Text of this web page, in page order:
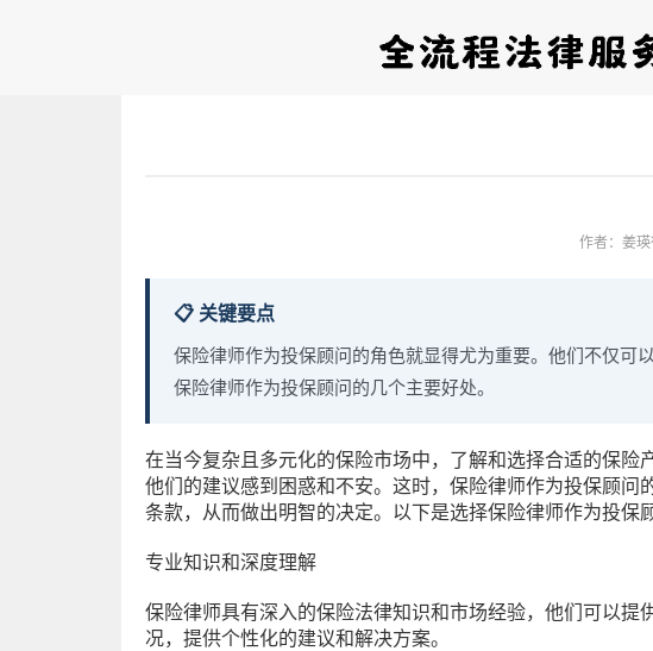
作者： 姜瑛
📋 关键要点
保险律师作为投保顾问的角色就显得尤为重要。他们不仅可
保险律师作为投保顾问的几个主要好处。
在当今复杂且多元化的保险市场中，了解和选择合适的保
他们的建议感到困惑和不安。这时，保险律师作为投保顾
条款，从而做出明智的决定。以下是选择保险律师作为投保
专业知识和深度理解
保险律师具有深入的保险法律知识和市场经验，他们可以
况，提供个性化的建议和解决方案。